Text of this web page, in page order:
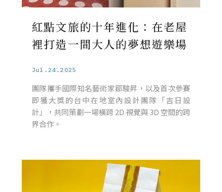
紅點文旅的十年進化：在老屋
裡打造一間大人的夢想遊樂場
Jul.24.2025
團隊攜手國際知名藝術家鄒駿昇，以及首次參賽
即獲大獎的台中在地室內設計團隊「吉日設
計」，共同策劃一場橫跨 2D 視覺與 3D 空間的跨
界合作。